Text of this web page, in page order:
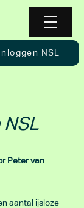
Inloggen NSL
Peter van
aantal ijsloze